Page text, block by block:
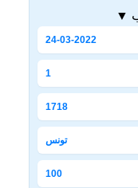
▼
24-03-2022
1
1718
تونس
100